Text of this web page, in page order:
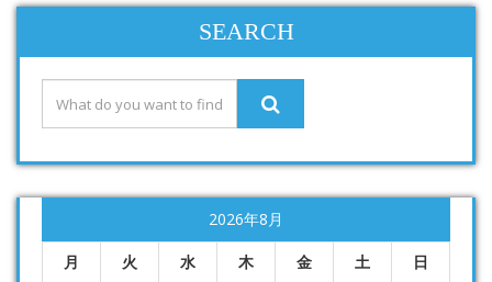
SEARCH
2026年8月
月 火 水 木 金 土
日